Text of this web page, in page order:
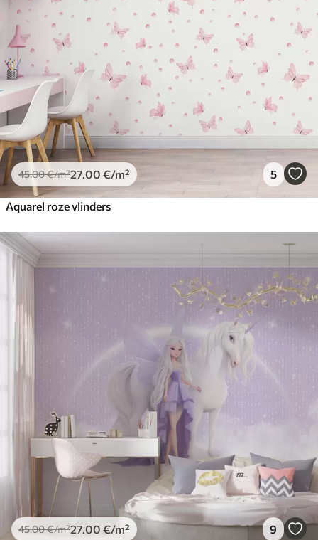
45.00€/m²27 .00 €/m² 5
Aquarel roze vlinders
45.00€/m²27 .00 €/m² 9